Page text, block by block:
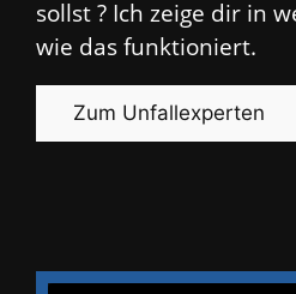
sollst ? Ich zeige dir in
wie das funktioniert.
Zum Unfallexperten